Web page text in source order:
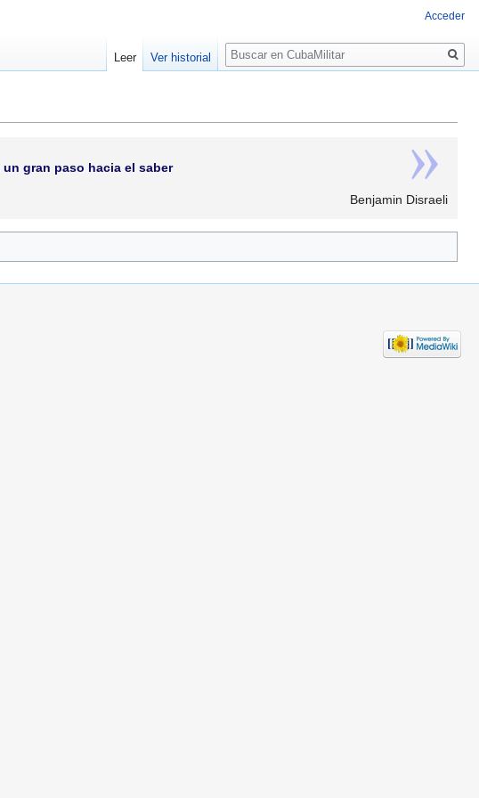
gran paso hacia el saber
Benjamin Disraeli
Acceder
Leer Ver historial
Buscar